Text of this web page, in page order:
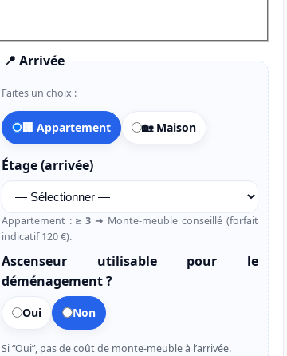
📍 Arrivée
Faites un choix :
🏢 Appartement 🏡 Maison
Étage (arrivée)
Appartement : ≥ 3 ➜ Monte-meuble conseillé (forfait
indicatif 120 €).
Ascenseur utilisable pour le
déménagement ?
Oui Non
Si “Oui”, pas de coût de monte-meuble à l’arrivée.